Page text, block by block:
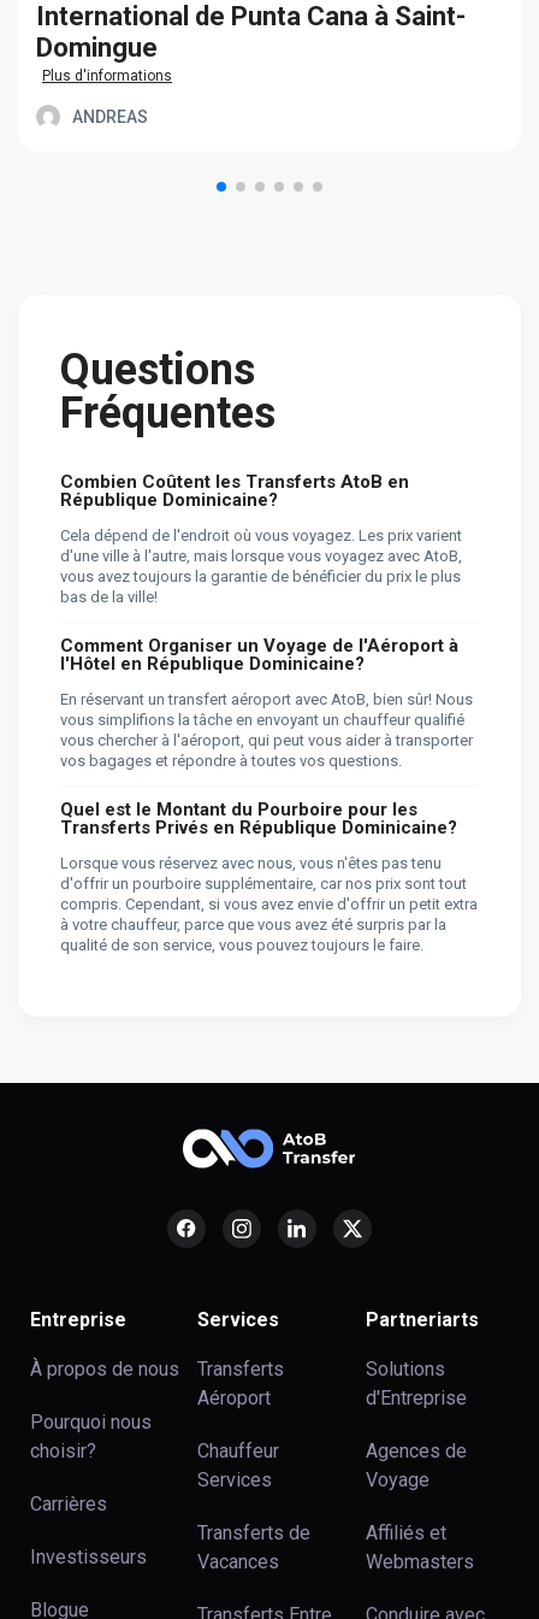
International de Punta Cana à Saint-
Domingue
Plus d'informations
ANDREAS
Questions
Fréquentes
Combien Coûtent les Transferts AtoB en
République Dominicaine?
Cela dépend de l'endroit où vous voyagez. Les prix varient
d'une ville à l'autre, mais lorsque vous voyagez avec AtoB,
vous avez toujours la garantie de bénéficier du prix le plus
bas de la ville!
Comment Organiser un Voyage de l'Aéroport à
l'Hôtel en République Dominicaine?
En réservant un transfert aéroport avec AtoB, bien sûr! Nous
vous simplifions la tâche en envoyant un chauffeur qualifié
vous chercher à l'aéroport, qui peut vous aider à transporter
vos bagages et répondre à toutes vos questions.
Quel est le Montant du Pourboire pour les
Transferts Privés en République Dominicaine?
Lorsque vous réservez avec nous, vous n'êtes pas tenu
d'offrir un pourboire supplémentaire, car nos prix sont tout
compris. Cependant, si vous avez envie d'offrir un petit extra
à votre chauffeur, parce que vous avez été surpris par la
qualité de son service, vous pouvez toujours le faire.
Entreprise
À propos de nous
Pourquoi nous
choisir?
Carrières
Investisseurs
Blogue
Services
Transferts
Aéroport
Chauffeur
Services
Transferts de
Vacances
Partneriarts
Solutions
d'Entreprise
Agences de
Voyage
Affiliés et
Webmasters